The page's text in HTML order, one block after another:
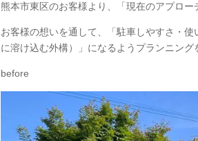
熊本市東区のお客様より、「現在のアプロー
お客様の想いを通して、「駐車しやすさ・
に溶け込む外構）」になるようプランニング
before